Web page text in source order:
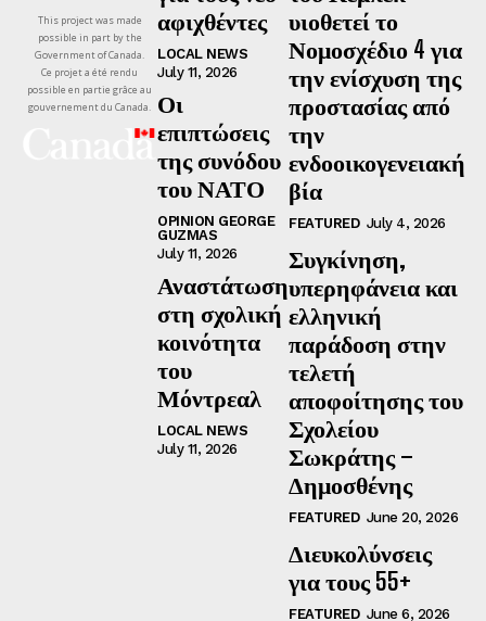
This project was made
possible in part by the
Government of Canada.
Ce projet a été rendu
possible en partie grâce au
gouvernement du Canada.
αφιχθέντες
LOCAL NEWS
July 11, 2026
Οι
επιπτώσεις
της συνόδου
του ΝΑΤΟ
OPINION GEORGE
GUZMAS
July 11, 2026
Αναστάτωση
στη σχολική
κοινότητα
του
Μόντρεαλ
LOCAL NEWS
July 11, 2026
υιοθετεί το
Νομοσχέδιο 4 για
την ενίσχυση της
προστασίας από
την
ενδοοικογενειακή
βία
FEATURED July 4, 2026
Συγκίνηση,
υπερηφάνεια και
ελληνική
παράδοση στην
τελετή
αποφοίτησης του
Σχολείου
Σωκράτης –
Δημοσθένης
FEATURED June 20, 2026
Διευκολύνσεις
για τους 55+
FEATURED June 6, 2026